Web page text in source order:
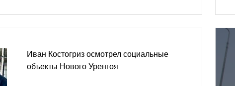
Иван Костогриз осмотрел социальные
объекты Нового Уренгоя